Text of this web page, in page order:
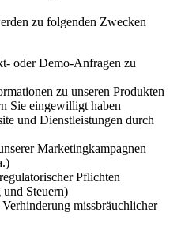
zu folgenden Zwecken
oder Demo-Anfragen zu
zu unseren Produkten
Sie eingewilligt haben
und Dienstleistungen durch
Marketingkampagnen
Pflichten
und Steuern)
missbräuchlicher